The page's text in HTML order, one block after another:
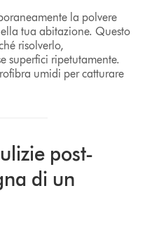
la polvere
tua abitazione. Questo
risolverlo,
superfici ripetutamente.
umidi per catturare
post-
di un